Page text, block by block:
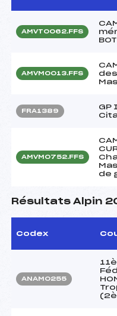
AMVT0062.FFS
AMVM0013.FFS
FRA1389
GP
AMVM0752.FFS
de
Résultats Alpin
Codex
ANAM0255